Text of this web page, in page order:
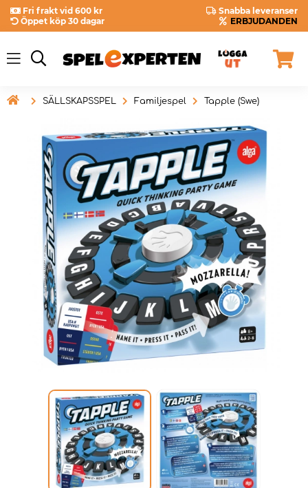
Fri frakt vid 600 kr
Snabba leveranser
Öppet köp 30 dagar
ERBJUDANDEN
 SÄLLSKAPSSPEL Familjespel Tapple (Swe)